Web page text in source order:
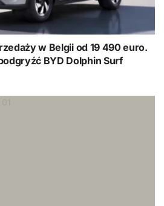
w Belgii od 19 490 euro.
BYD Dolphin Surf